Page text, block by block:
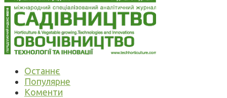
Останнє
Популярне
Коменти